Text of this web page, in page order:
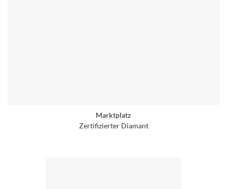
Marktplatz
Zertifizierter Diamant